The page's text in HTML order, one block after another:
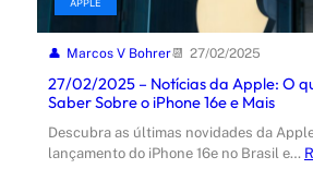
APPLE
Marcos V Bohrer 27/02/2025
27/02/2025 – Notícias da Apple: O
Saber Sobre o iPhone 16e e Mais
Descubra as últimas novidades da
lançamento do iPhone 16e no Brasil e…